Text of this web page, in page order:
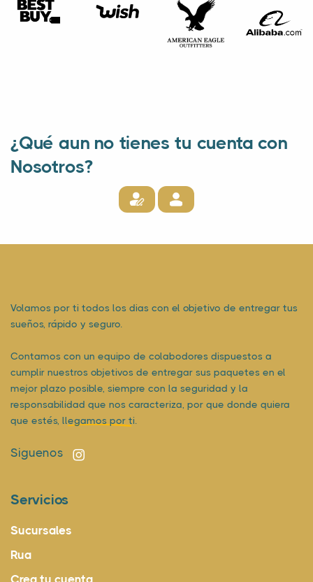
¿Qué aun no tienes tu cuenta con
Nosotros?
Volamos por ti todos los dias con el objetivo de entregar tus
sueños, rápido y seguro.
Contamos con un equipo de colabodores dispuestos a
cumplir nuestros objetivos de entregar sus paquetes en el
mejor plazo posible, siempre con la seguridad y la
responsabilidad que nos caracteriza, por que donde quiera
que estés, llegamos por ti.
Siguenos
Servicios
Sucursales
Rua
Crea tu cuenta